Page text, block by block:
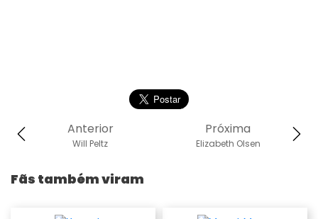
Próxima
Elizabeth Olsen
Anterior
Will Peltz
Fãs também viram